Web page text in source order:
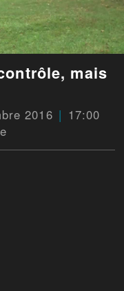
mais
2016
17:00